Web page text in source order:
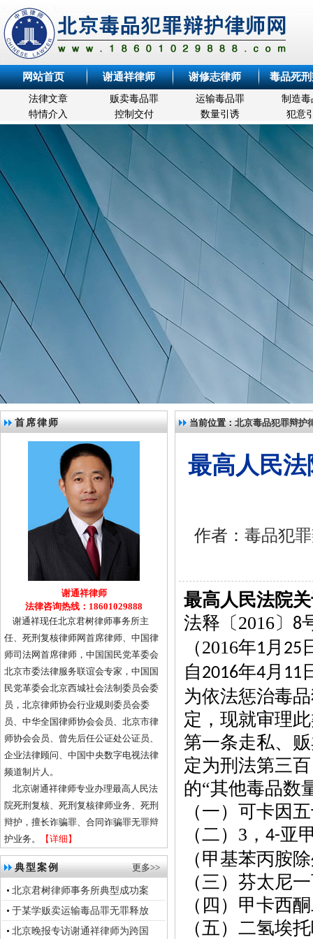
网站首页 谢通祥律师 谢修志律师 毒品死
法律文章 贩卖毒品罪 运输毒品罪
制造毒
特情介入
控制交付 数量引诱 犯意
首席律师
谢通祥律师
法律咨询热线：18601029888
谢通祥现任北京君树律师事务所主
任、死刑复核律师网首席律师、中国律
师司法网首席律师，中国国民党革委会
北京市委法律服务联谊会专家，中国国
民党革委会北京西城社会法制委员会委
员，北京律师协会行业规则委员会委
员、中华全国律师协会会员、北京市律
师协会会员、曾先后任公证处公证员、
企业法律顾问、中国中央数字电视法律
频道制片人。
北京谢通祥律师专业办理最高人民法
院死刑复核、死刑复核律师业务、死刑
辩护，擅长诈骗罪、合同诈骗罪无罪辩
护业务。
【详细】
典型案例 更多>>
北京君树律师事务所典型成功案
于某学贩卖运输毒品罪无罪释放
北京晚报专访谢通祥律师为跨国
当前位置：北京毒品犯罪辩护
最高人民
作者： 毒品犯
最高人民法院
法释〔 2016〕 8
（2016年1 月 25
自 2016年4月 11
为依法惩治毒
定，现就审理
第一条走私、
定为刑法第三
的“其他毒品数
（一）可卡因
（二） 3 ，4-亚
（甲基苯丙胺
（三）芬太尼
（四）甲卡西
（五）二氢埃